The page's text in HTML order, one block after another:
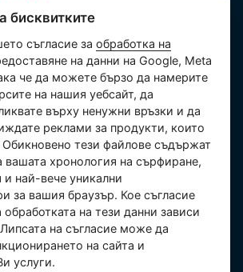
на бисквитки
на личните и други
republika
в Градския съд в
бисквитките
съгласие заобработка на
на данни на Google, Meta
че да можете бързо да намерите
на нашия уебсайт, да
върху ненужни връзки и да
реклами за продукти, които
тези файлове съдържат
вашата хронология на сърфиране,
и най-вече уникални
за вашия браузър. Кое съгласие
на тези данни зависи
на съгласие може да
на сайта и
услуги.